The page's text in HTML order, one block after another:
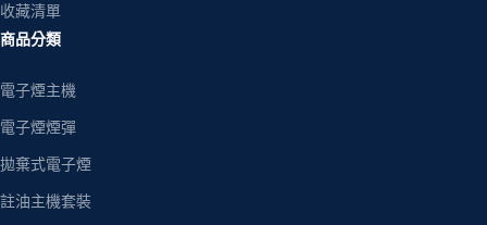
收藏清單
商品分類
電子煙主機
電子煙煙彈
拋棄式電子煙
註油主機套裝